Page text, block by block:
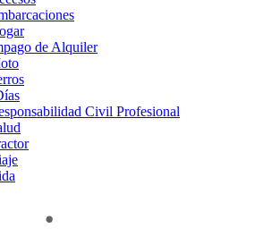
de Alquiler
Civil Profesional